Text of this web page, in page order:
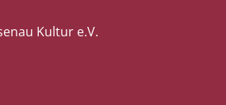
Kultur e.V.